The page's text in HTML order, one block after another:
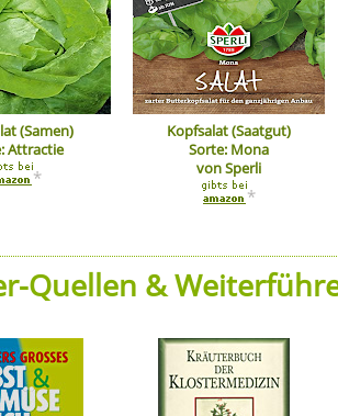
(Samen)
Attractie
*
Kopfsalat (Saatgut)
Sorte: Mona
von Sperli
*
Quellen &